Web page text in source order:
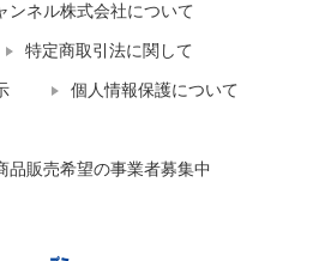
ンネル株式会社について
特定商取引法に関して
個人情報保護について
品販売希望の事業者募集中